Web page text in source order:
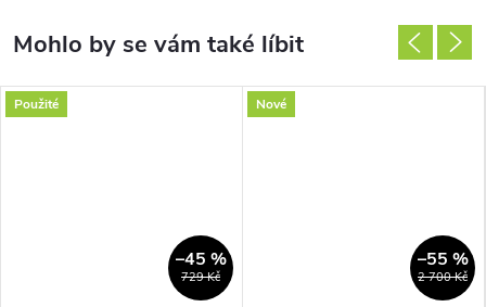
Použité
729 Kč
–45 %
Nové
2 700 Kč
–55 %